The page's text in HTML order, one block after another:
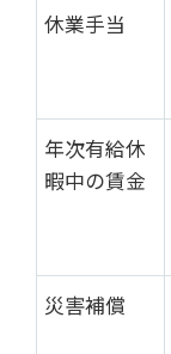
休業手当
年次有給休
暇中の賃金
災害補償